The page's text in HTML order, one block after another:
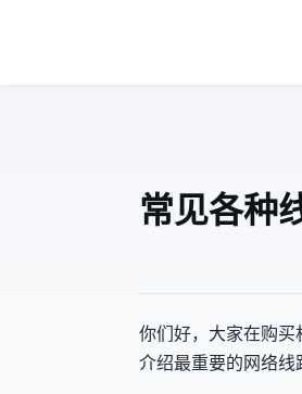
常见各种
MJJ你们好，大家在
介绍最重要的网络线